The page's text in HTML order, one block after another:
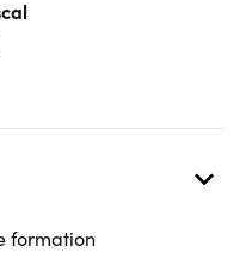
formation